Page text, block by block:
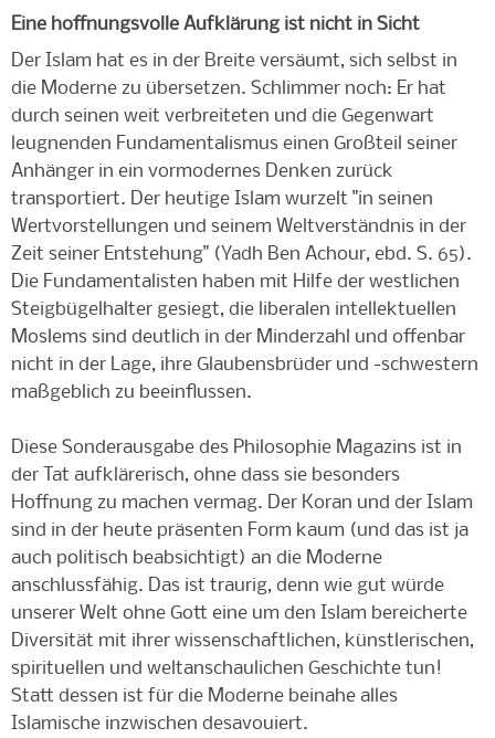
Eine hoffnungsvolle Aufklärung ist nicht in Sicht
Der Islam hat es in der Breite versäumt, sich selbst in
die Moderne zu übersetzen. Schlimmer noch: Er hat
durch seinen weit verbreiteten und die Gegenwart
leugnenden Fundamentalismus einen Großteil seiner
Anhänger in ein vormodernes Denken zurück
transportiert. Der heutige Islam wurzelt "in seinen
Wertvorstellungen und seinem Weltverständnis in der
Zeit seiner Entstehung" (Yadh Ben Achour, ebd. S. 65).
Die Fundamentalisten haben mit Hilfe der westlichen
Steigbügelhalter gesiegt, die liberalen intellektuellen
Moslems sind deutlich in der Minderzahl und offenbar
nicht in der Lage, ihre Glaubensbrüder und -schwestern
maßgeblich zu beeinflussen.
Diese Sonderausgabe des Philosophie Magazins ist in
der Tat aufklärerisch, ohne dass sie besonders
Hoffnung zu machen vermag. Der Koran und der Islam
sind in der heute präsenten Form kaum (und das ist ja
auch politisch beabsichtigt) an die Moderne
anschlussfähig. Das ist traurig, denn wie gut würde
unserer Welt ohne Gott eine um den Islam bereicherte
Diversität mit ihrer wissenschaftlichen, künstlerischen,
spirituellen und weltanschaulichen Geschichte tun!
Statt dessen ist für die Moderne beinahe alles
Islamische inzwischen desavouiert.